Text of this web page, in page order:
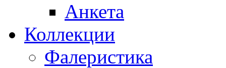
Анкета
Коллекции
Фалеристика